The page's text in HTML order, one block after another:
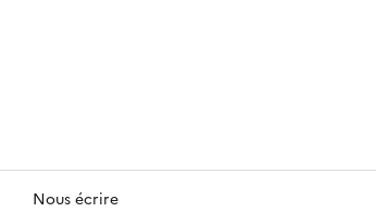
Nous écrire